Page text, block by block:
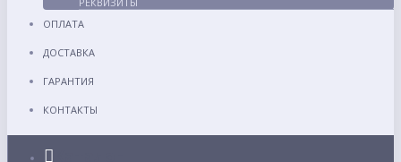
ОПЛАТА
ДОСТАВКА
ГАРАНТИЯ
КОНТАКТЫ